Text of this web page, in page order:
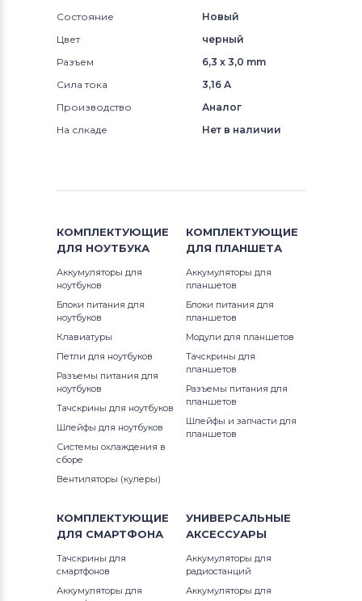
Состояние
Новый
Цвет
черный
Разъем
6,3 x 3,0 mm
Сила тока
3,16 А
Производство
Аналог
На слкаде
Нет в наличии
КОМПЛЕКТУЮЩИЕ
ДЛЯ НОУТБУКА
Аккумуляторы для
ноутбуков
Блоки питания для
ноутбуков
Клавиатуры
Петли для ноутбуков
Разъемы питания для
ноутбуков
Тачскрины для ноутбуков
Шлейфы для ноутбуков
Системы охлаждения в
сборе
Вентиляторы (кулеры)
КОМПЛЕКТУЮЩИЕ
ДЛЯ ПЛАНШЕТА
Аккумуляторы для
планшетов
Блоки питания для
планшетов
Модули для планшетов
Тачскрины для
планшетов
Разъемы питания для
планшетов
Шлейфы и запчасти для
планшетов
КОМПЛЕКТУЮЩИЕ
ДЛЯ СМАРТФОНА
Тачскрины для
смартфонов
Аккумуляторы для
УНИВЕРСАЛЬНЫЕ
АКСЕССУАРЫ
Аккумуляторы для
радиостанций
Аккумуляторы для